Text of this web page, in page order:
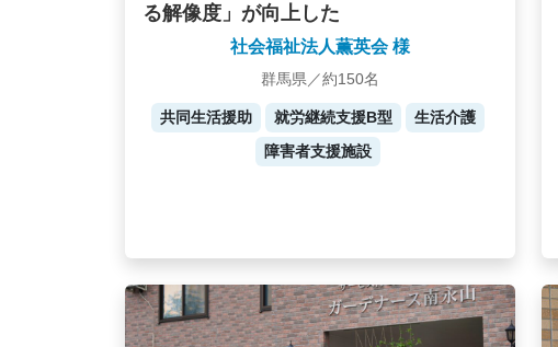
る解像度」が向上した
社会福祉法人薫英会 様
群馬県／約150名
共同生活援助 就労継続支援B型
生活介護
障害者支援施設